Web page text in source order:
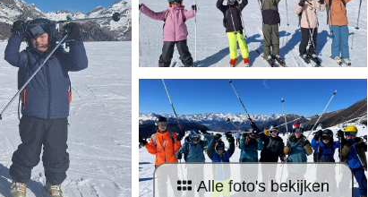
Alle foto's bekijken